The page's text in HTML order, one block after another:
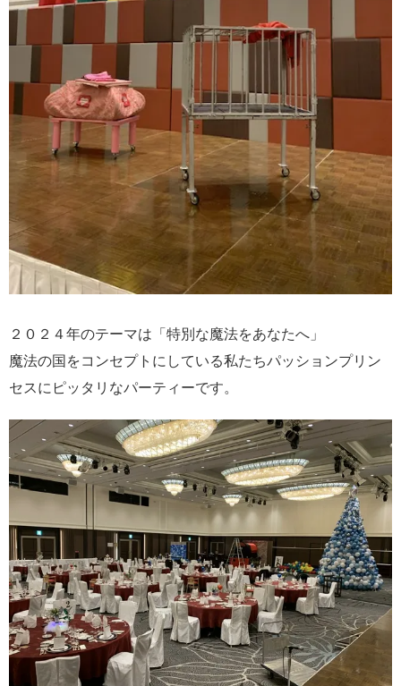
２０２４年のテーマは「特別な魔法をあなたへ」
魔法の国をコンセプトにしている私たちパッションプリン
セスにピッタリなパーティーです。